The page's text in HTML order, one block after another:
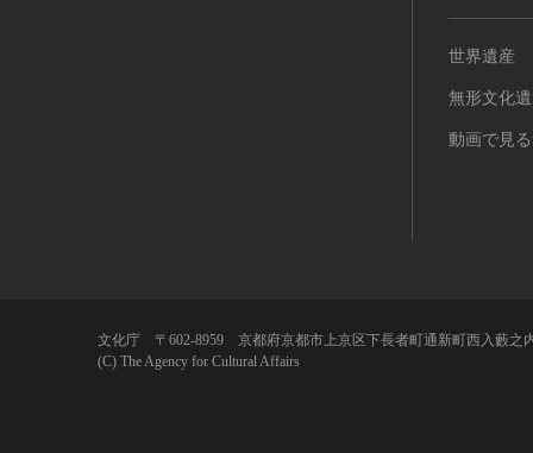
世界遺産
無形文化
動画で見
文化庁 〒602-8959 京都府京都市上京区下長者町通新町西入藪之
(C) The Agency for Cultural Affairs